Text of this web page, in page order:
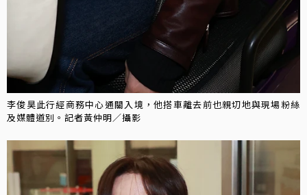
李俊昊此行經商務中心通關入境，他搭車離去前也親切地與現場粉絲
及媒體道別。記者黃仲明／攝影